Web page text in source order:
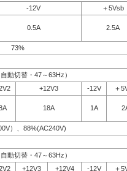
-12V
＋5Vsb
0.5A
2.5A
73%
動切替・47～63Hz）
+12V3 -12V
＋
18A 1A
）、88%(AC240V)
動切替・47～63Hz）
+12V3 +12V4 -12V ＋